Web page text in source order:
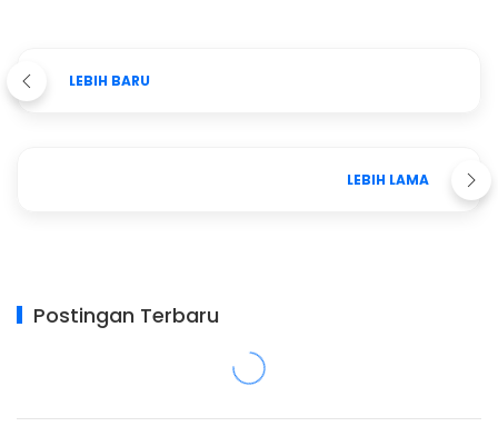
LEBIH BARU
LEBIH LAMA
Postingan Terbaru